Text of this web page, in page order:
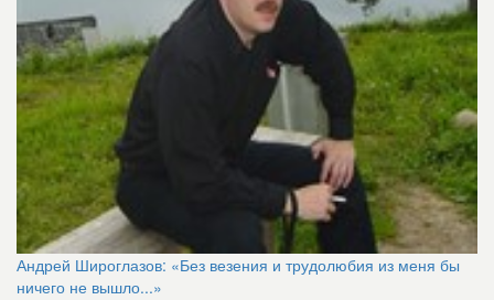
Андрей Широглазов: «Без везения и трудолюбия из меня бы
ничего не вышло...»